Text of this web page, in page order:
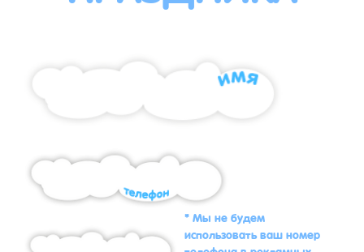
* Мы не будем
использовать ваш номер